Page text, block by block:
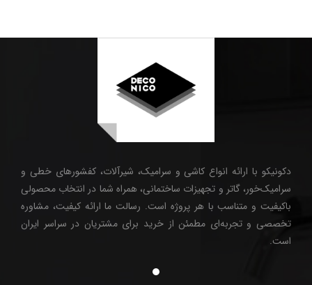
دکونیکو با ارائه انواع کاشی و سرامیک، شیرآلات، کفشورهای خطی و
سرامیک‌خور، گاتر و تجهیزات ساختمانی، همراه شما در انتخاب محصولی
باکیفیت و متناسب با هر پروژه است. رسالت ما ارائه کیفیت، مشاوره
تخصصی و تجربه‌ای مطمئن از خرید برای مشتریان در سراسر ایران
است.